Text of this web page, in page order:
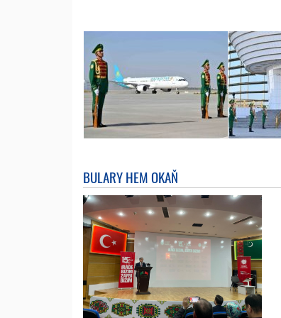
BULARY HEM OKAŇ